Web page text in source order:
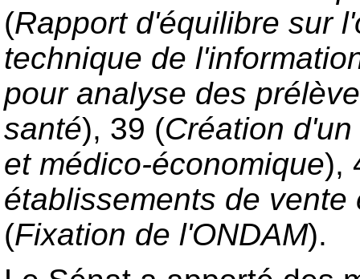
(Rapport d'équilibre sur
technique de
pour analyse des
santé), 39 (Création
et médico-économique),
établissements de
(Fixation de l'ONDAM).